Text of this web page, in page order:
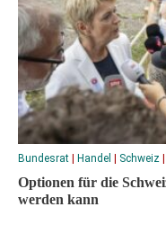
Bundesrat | Handel | Schweiz |
Optionen für die
werden kann